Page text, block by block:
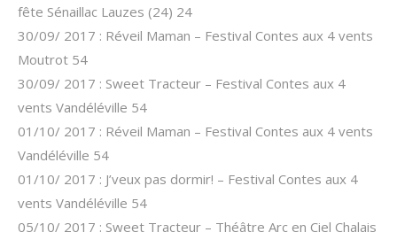
fête Sénaillac Lauzes (24) 24
30/09/ 2017 : Réveil Maman – Festival Contes aux 4 vents
Moutrot 54
30/09/ 2017 : Sweet Tracteur – Festival Contes aux 4
vents Vandéléville 54
01/10/ 2017 : Réveil Maman – Festival Contes aux 4 vents
Vandéléville 54
01/10/ 2017 : J’veux pas dormir! – Festival Contes aux 4
vents Vandéléville 54
05/10/ 2017 : Sweet Tracteur – Théâtre Arc en Ciel Chalais